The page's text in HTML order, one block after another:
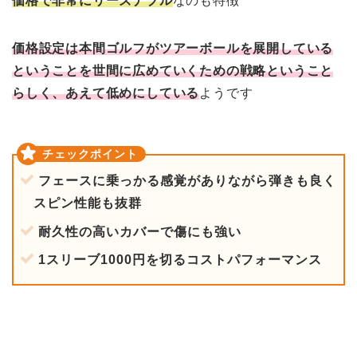
価格設定は本間ゴルフがツアーボールを展開している
ということを世間に広めていくための戦略ということ
らしく、あえて低めにしているようです
フェースに乗っかる感覚がありながら弾きも良く
スピン性能も抜群
耐久性の高いカバーで傷にも強い
1スリーブ1000円を切るコストパフォーマンス